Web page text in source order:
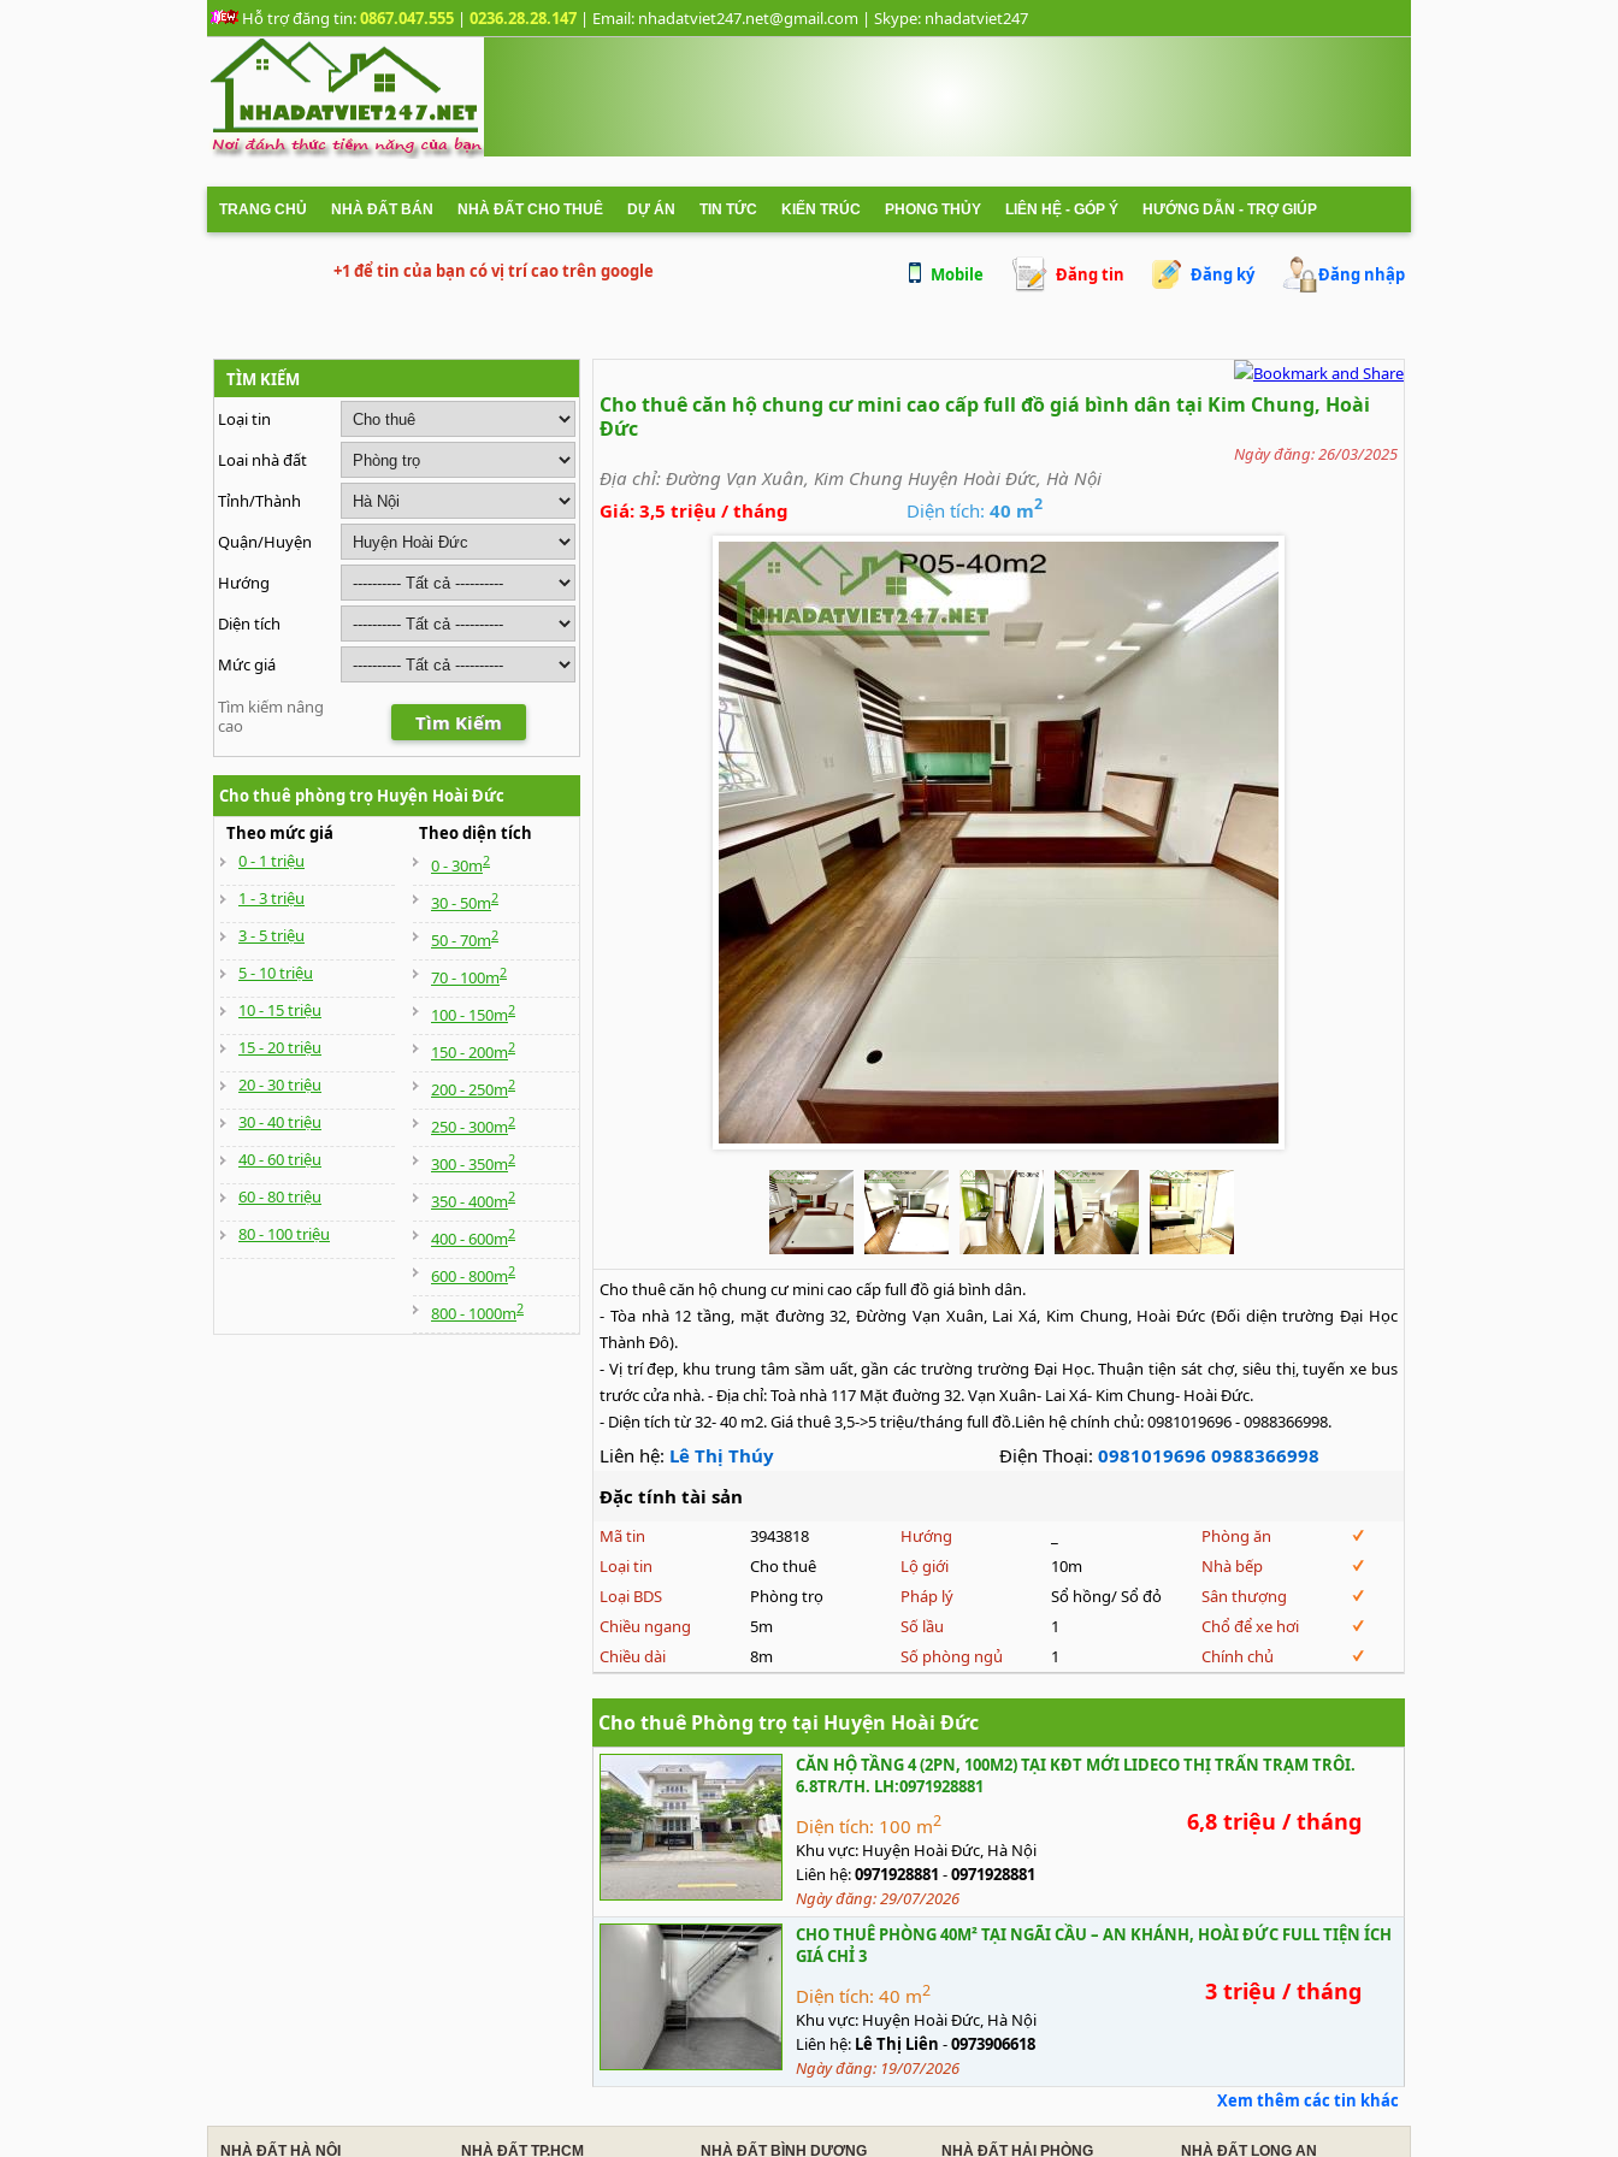
Hỗ trợ đăng tin:0867.047.555 | 0236.28.28.147 | Email: nhadatviet247.net@gmail.com | Skype: nhadatviet247
TRANG CHỦ NHÀ ĐẤT BÁN NHÀ ĐẤT CHO THUÊ DỰ ÁN TIN TỨC KIẾN TRÚC PHONG THỦY LIÊN HỆ - GÓP Ý HƯỚNG DẪN - TRỢ GIÚP
+1 để tin của bạn có vị trí cao trên google Mobile Đăng tin Đăng ký Đăng nhập
TÌM KIẾM
Loại tin
Loai nhà đất
Tỉnh/Thành
Quận/Huyện
Hướng
Diện tích
Mức giá
Tìm kiếm nâng
cao
Tìm Kiếm
Cho thuê phòng trọ Huyện Hoài Đức
Theo mức giá
0 - 1 triệu
1 - 3 triệu
3 - 5 triệu
5 - 10 triệu
10 - 15 triệu
15 - 20 triệu
20 - 30 triệu
30 - 40 triệu
40 - 60 triệu
60 - 80 triệu
80 - 100 triệu
Theo diện tích
0 - 30m2
30 - 50m2
50 - 70m2
70 - 100m2
100 - 150m2
150 - 200m2
200 - 250m2
250 - 300m2
300 - 350m2
350 - 400m2
400 - 600m2
600 - 800m2
800 - 1000m2
Cho thuê căn hộ chung cư mini cao cấp full đồ giá bình dân tại Kim Chung, Hoài
Đức
Ngày đăng: 26/03/2025
Địa chỉ: Đường Vạn Xuân, Kim Chung Huyện Hoài Đức, Hà Nội
Giá: 3,5 triệu / tháng Diện tích: 40 m2
Cho thuê căn hộ chung cư mini cao cấp full đồ giá bình dân.
- Tòa nhà 12 tầng, mặt đường 32, Đừờng Vạn Xuân, Lai Xá, Kim Chung, Hoài Đức (Đối diện trường Đại Học
Thành Đô).
- Vị trí đẹp, khu trung tâm sầm uất, gần các trường trường Đại Học. Thuận tiện sát chợ, siêu thị, tuyến xe bus
trước cửa nhà. - Địa chỉ: Toà nhà 117 Mặt đuờng 32. Vạn Xuân- Lai Xá- Kim Chung- Hoài Đức.
- Diện tích từ 32- 40 m2. Giá thuê 3,5->5 triệu/tháng full đồ.Liên hệ chính chủ: 0981019696 - 0988366998.
Liên hệ: Lê Thị Thúy Điện Thoại: 0981019696 0988366998
Đặc tính tài sản
Mã tin 3943818 Hướng
Phòng ăn
Loại tin
Cho thuê Lộ giới 10m
Nhà bếp
Loại BDS
Phòng trọ Pháp lý Sổ hồng/ Sổ đỏ
Sân thượng
Chiều ngang
5m Số lầu 1
Chổ để xe hơi
Chiều dài
8m Số phòng ngủ 1 Chính chủ
Cho thuê Phòng trọ tại Huyện Hoài Đức
CĂN HỘ TẦNG 4 (2PN, 100M2) TẠI KĐT MỚI LIDECO THỊ TRẤN TRẠM TRÔI.
6.8TR/TH. LH:0971928881
Diện tích: 100 m2 6,8 triệu / tháng
Khu vực: Huyện Hoài Đức, Hà Nội
Liên hệ:0971928881 -0971928881
Ngày đăng:29/07/2026
CHO THUÊ PHÒNG 40M² TẠI NGÃI CẦU – AN KHÁNH, HOÀI ĐỨC FULL TIỆN ÍCH
GIÁ CHỈ 3
Diện tích: 40 m2 3 triệu / tháng
Khu vực: Huyện Hoài Đức, Hà Nội
Liên hệ: Lê Thị Liên -0973906618
Ngày đăng: 19/07/2026
Xem thêm các tin khác
NHÀ ĐẤT HÀ NỘI NHÀ ĐẤT TP.HCM NHÀ ĐẤT BÌNH DƯƠNG NHÀ ĐẤT HẢI PHÒNG NHÀ ĐẤT LONG AN